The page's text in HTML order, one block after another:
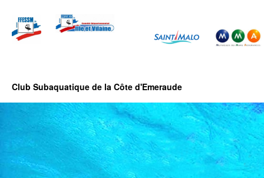
Club Subaquatique de la Côte d'Emeraude